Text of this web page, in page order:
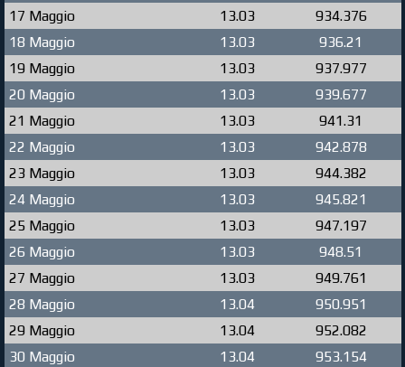
17 Maggio
13.03
934.376
18 Maggio
13.03
936.21
19 Maggio
13.03
937.977
20 Maggio
13.03
939.677
21 Maggio
13.03
941.31
22 Maggio
13.03
942.878
23 Maggio
13.03
944.382
24 Maggio
13.03
945.821
25 Maggio
13.03
947.197
26 Maggio
13.03
948.51
27 Maggio
13.03
949.761
28 Maggio
13.04
950.951
29 Maggio
13.04
952.082
30 Maggio
13.04
953.154